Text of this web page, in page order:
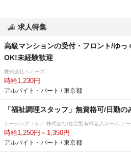
求人特集
高級マンションの受付・フロント/ゆっ
OK!未経験歓迎
株式会社ベアーズ
時給1,230円
アルバイト・パート / 東京都
「福祉調理スタッフ」無資格可/日勤
ナーシング・ケア 株式会社/住宅型有料老人ホーム ナ
時給1,250円～1,350円
アルバイト・パート / 東京都